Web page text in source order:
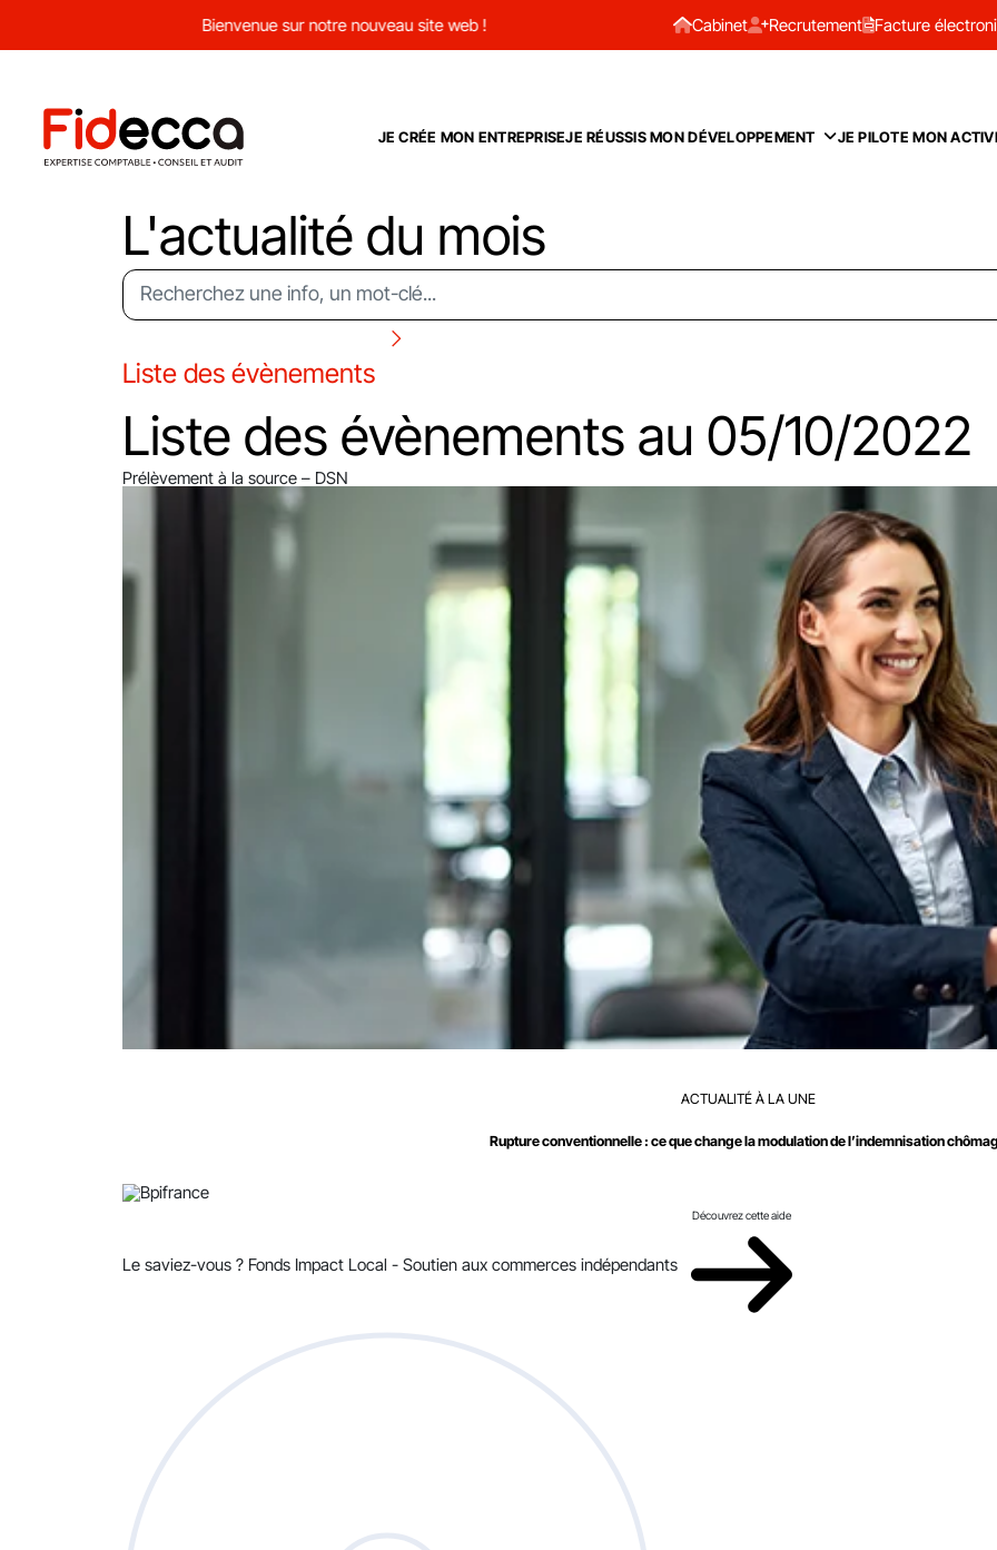
Bienvenue sur notre nouveau site web ! Cabinet Recrutement Facture
JE CRÉE MON ENTREPRISEJE RÉUSSIS MON DÉVELOPPEMENT JE PILOTE MON
L'actualité du mois
Liste des évènements
Liste des évènements au 05/10/2022
Prélèvement à la source – DSN
ACTUALITÉ À LA UNE
Rupture conventionnelle : ce que change la modulation de l’indemnisation
Le saviez-vous ? Fonds Impact Local - Soutien aux commerces indépendants
Découvrez cette aide